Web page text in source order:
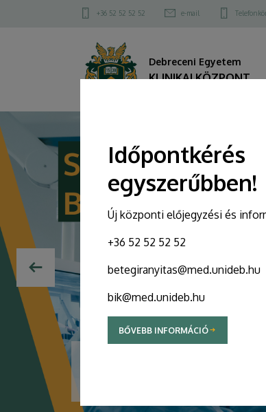
KLINIKAI
KÖZPONT
Felső
menü
+36 52 52 52 52 e-mail
Időpontkérés
egyszerűbben!
Új központi előjegyzési és
+36 52 52 52 52
betegiranyitas@med.unideb.hu
bik@med.unideb.hu
BŐVEBB INFORMÁCIÓ
Debreceni Egyetem
KLINIKAI KÖZPONT